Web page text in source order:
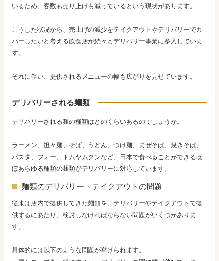
いるため、客数も売り上げも減っているという現状があります。
こうした状況から、売上げの減少をテイクアウトやデリバリーでカ
バーしたいと考える飲食店が続々とデリバリー事業に参入していま
す。
それに伴い、提供されるメニューの幅も広がりを見せています。
デリバリーされる麺類
デリバリーされる麺の種類はどのくらいあるのでしょうか。
ラーメン、担々麺、そば、うどん、つけ麺、まぜそば、焼きそば、
パスタ、フォー、トムヤムクンなど、日本で食べることができるほ
ぼあらゆる種類の麺類がデリバリーに対応しています。
麺類のデリバリー・テイクアウトの問題
従来は店内で提供してきた麺類を、デリバリーやテイクアウトで提
供するにあたり、検討しなければならない問題がいくつかありま
す。
具体的には以下のような問題が挙げられます。